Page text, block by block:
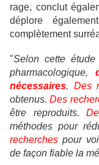
rage, conclut
déplore
complètement
"Selon cette
pharmacologique,
nécessaires. Des
obtenus.Des
être reproduits.
méthodes pour
recherches pour
de façon fiable la